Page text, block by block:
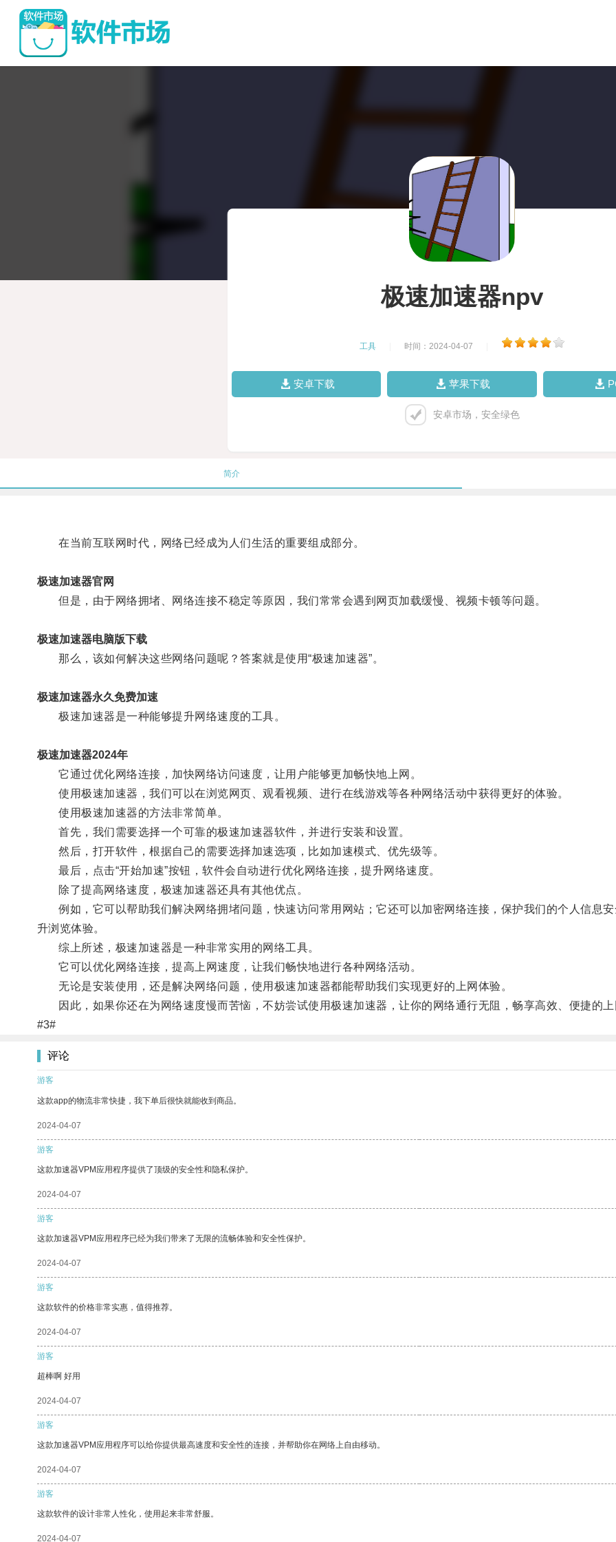
极速加速器npv
工具 时间：2024-04-07
安卓下载 苹果下载
安卓市场，安全绿色
简介
在当前互联网时代，网络已经成为人们生活的重要组成部分。
极速加速器官网
但是，由于网络拥堵、网络连接不稳定等原因，我们常常会遇到网页加载缓慢、视频卡顿等问题。
极速加速器电脑版下载
那么，该如何解决这些网络问题呢？答案就是使用“极速加速器”。
极速加速器永久免费加速
极速加速器是一种能够提升网络速度的工具。
极速加速器2024年
它通过优化网络连接，加快网络访问速度，让用户能够更加畅快地上网。
使用极速加速器，我们可以在浏览网页、观看视频、进行在线游戏等各种网络活动中获得更好的体验。
使用极速加速器的方法非常简单。
首先，我们需要选择一个可靠的极速加速器软件，并进行安装和设置。
然后，打开软件，根据自己的需要选择加速选项，比如加速模式、优先级等。
最后，点击“开始加速”按钮，软件会自动进行优化网络连接，提升网络速度。
除了提高网络速度，极速加速器还具有其他优点。
例如，它可以帮助我们解决网络拥堵问题，快速访问常用网站；它还可以加密网络连接，保护我们的个人信息
升浏览体验。
综上所述，极速加速器是一种非常实用的网络工具。
它可以优化网络连接，提高上网速度，让我们畅快地进行各种网络活动。
无论是安装使用，还是解决网络问题，使用极速加速器都能帮助我们实现更好的上网体验。
因此，如果你还在为网络速度慢而苦恼，不妨尝试使用极速加速器，让你的网络通行无阻，畅享高效、便捷的上
#3#
评论
游客
这款app的物流非常快捷，我下单后很快就能收到商品。
2024-04-07
游客
这款加速器VPM应用程序提供了顶级的安全性和隐私保护。
2024-04-07
游客
这款加速器VPM应用程序已经为我们带来了无限的流畅体验和安全性保护。
2024-04-07
游客
这款软件的价格非常实惠，值得推荐。
2024-04-07
游客
超棒啊 好用
2024-04-07
游客
这款加速器VPM应用程序可以给你提供最高速度和安全性的连接，并帮助你在网络上自由移动。
2024-04-07
游客
这款软件的设计非常人性化，使用起来非常舒服。
2024-04-07